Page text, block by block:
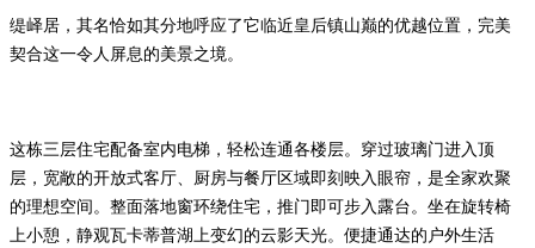
缇峄居，其名恰如其分地呼应了它临近皇后镇山巅的优越位置，完美
契合这一令人屏息的美景之境。
这栋三层住宅配备室内电梯，轻松连通各楼层。穿过玻璃门进入顶
层，宽敞的开放式客厅、厨房与餐厅区域即刻映入眼帘，是全家欢聚
的理想空间。整面落地窗环绕住宅，推门即可步入露台。坐在旋转椅
上小憩，静观瓦卡蒂普湖上变幻的云影天光。便捷通达的户外生活